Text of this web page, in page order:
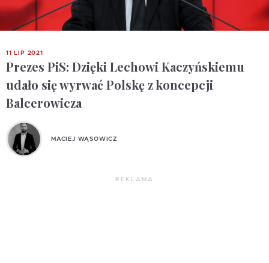
11 LIP 2021
Prezes PiS: Dzięki Lechowi Kaczyńskiemu
udało się wyrwać Polskę z koncepcji
Balcerowicza
MACIEJ WĄSOWICZ
REKLAMA